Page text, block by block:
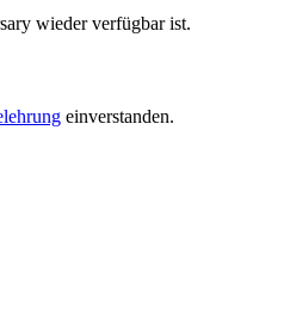
wieder verfügbar ist.
einverstanden.